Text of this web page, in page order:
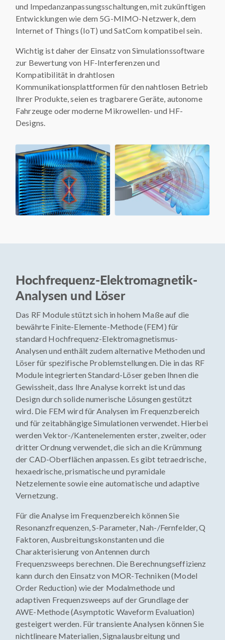
und Impedanzanpassungsschaltungen, mit zukünftigen
Entwicklungen wie dem 5G-MIMO-Netzwerk, dem
Internet of Things (IoT) und SatCom kompatibel sein.
Wichtig ist daher der Einsatz von Simulationssoftware
zur Bewertung von HF-Interferenzen und
Kompatibilität in drahtlosen
Kommunikationsplattformen für den nahtlosen Betrieb
Ihrer Produkte, seien es tragbarere Geräte, autonome
Fahrzeuge oder moderne Mikrowellen- und HF-
Designs.
Hochfrequenz-Elektromagnetik-
Analysen und Löser
Das RF Module stützt sich in hohem Maße auf die
bewährte Finite-Elemente-Methode (FEM) für
standard Hochfrequenz-Elektromagnetismus-
Analysen und enthält zudem alternative Methoden und
Löser für spezifische Problemstellungen. Die in das RF
Module integrierten Standard-Löser geben Ihnen die
Gewissheit, dass Ihre Analyse korrekt ist und das
Design durch solide numerische Lösungen gestützt
wird. Die FEM wird für Analysen im Frequenzbereich
und für zeitabhängige Simulationen verwendet. Hierbei
werden Vektor-/Kantenelementen erster, zweiter, oder
dritter Ordnung verwendet, die sich an die Krümmung
der CAD-Oberflächen anpassen. Es gibt tetraedrische,
hexaedrische, prismatische und pyramidale
Netzelemente sowie eine automatische und adaptive
Vernetzung.
Für die Analyse im Frequenzbereich können Sie
Resonanzfrequenzen, S-Parameter, Nah-/Fernfelder, Q
Faktoren, Ausbreitungskonstanten und die
Charakterisierung von Antennen durch
Frequenzsweeps berechnen. Die Berechnungseffizienz
kann durch den Einsatz von MOR-Techniken (Model
Order Reduction) wie der Modalmethode und
adaptiven Frequenzsweeps auf der Grundlage der
AWE-Methode (Asymptotic Waveform Evaluation)
gesteigert werden. Für transiente Analysen können Sie
nichtlineare Materialien, Signalausbreitung und